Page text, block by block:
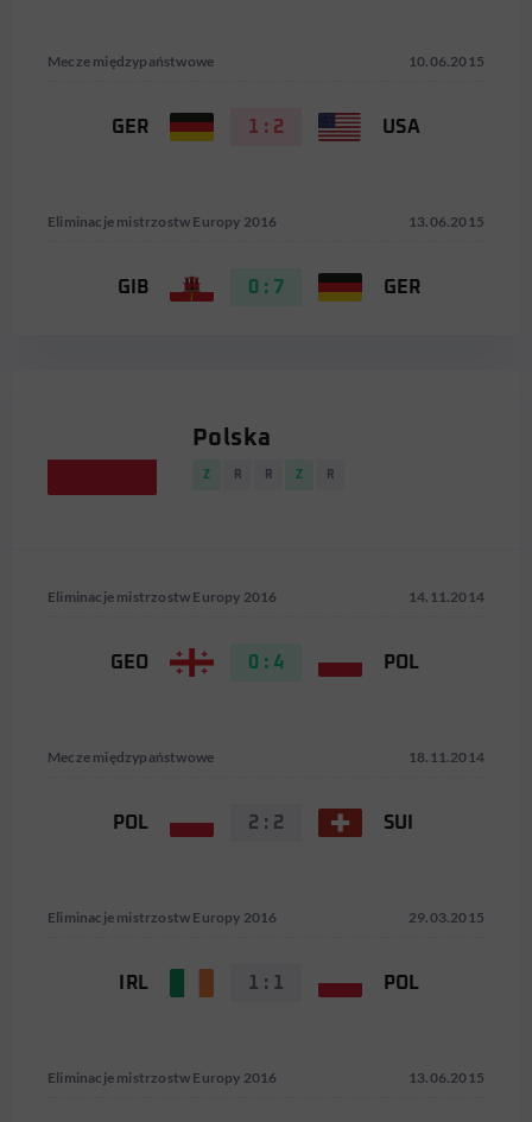
Mecze międzypaństwowe 10.06.2015
GER 1 : 2 USA
Eliminacje mistrzostw Europy 2016 13.06.2015
GIB 0 : 7 GER
Polska
Z R R Z R
Eliminacje mistrzostw Europy 2016 14.11.2014
GEO 0 : 4 POL
Mecze międzypaństwowe 18.11.2014
POL 2 : 2 SUI
Eliminacje mistrzostw Europy 2016 29.03.2015
IRL 1 : 1 POL
Eliminacje mistrzostw Europy 2016 13.06.2015